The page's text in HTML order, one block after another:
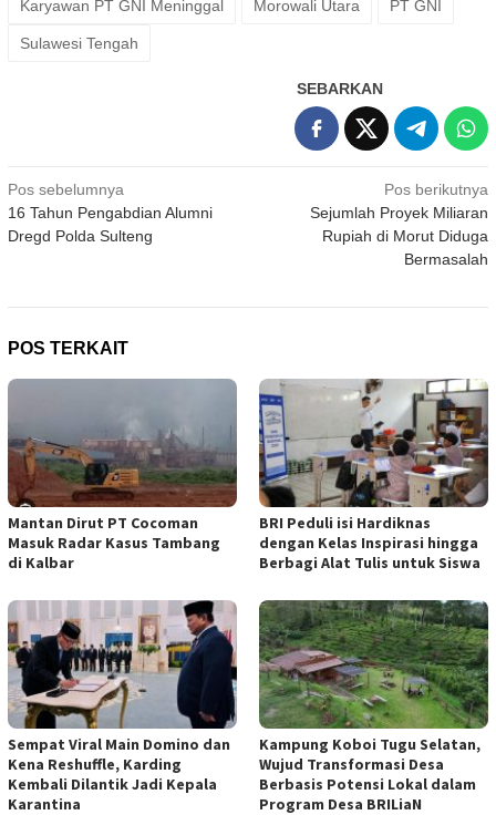
Karyawan PT GNI Meninggal Morowali Utara PT GNI
Sulawesi Tengah
SEBARKAN
Navigasi
pos
Pos sebelumnya
16 Tahun Pengabdian Alumni
Dregd Polda Sulteng
Pos berikutnya
Sejumlah Proyek Miliaran
Rupiah di Morut Diduga
Bermasalah
POS TERKAIT
Mantan Dirut PT Cocoman
Masuk Radar Kasus Tambang
di Kalbar
BRI Peduli isi Hardiknas
dengan Kelas Inspirasi hingga
Berbagi Alat Tulis untuk Siswa
Sempat Viral Main Domino dan
Kena Reshuffle, Karding
Kembali Dilantik Jadi Kepala
Karantina
Kampung Koboi Tugu Selatan,
Wujud Transformasi Desa
Berbasis Potensi Lokal dalam
Program Desa BRILiaN